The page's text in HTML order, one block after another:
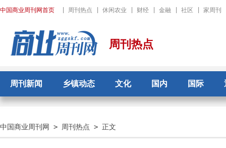
中国商业周刊网首页 周刊热点 休闲农业 财经 金融 社区 家周刊
周刊热点
周刊新闻 乡镇动态 文化 国内 国际
中国商业周刊网 > 周刊热点 > 正文